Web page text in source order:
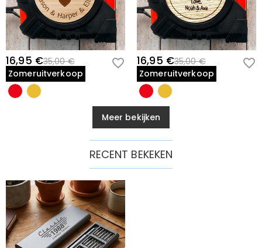
16,95 €35,00 €
Zomeruitverkoop
16,95 €35,00 €
Zomeruitverkoop
Meer bekijken
RECENT BEKEKEN